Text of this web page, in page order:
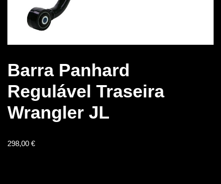
Barra Panhard
Regulável Traseira
Wrangler JL
298,00 €